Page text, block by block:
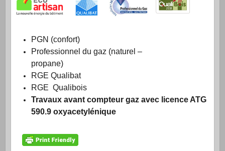
PGN (confort)
Professionnel du gaz (naturel –
propane)
RGE Qualibat
RGE Qualibois
Travaux avant compteur gaz avec licence ATG
590.9 oxyacetylénique